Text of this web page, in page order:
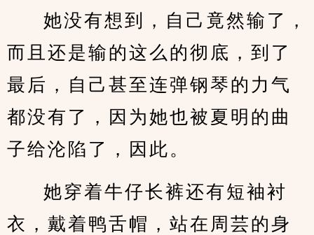
她没有想到，自己竟然输了，
而且还是输的这么的彻底，到了
最后，自己甚至连弹钢琴的力气
都没有了，因为她也被夏明的曲
子给沦陷了，因此。
她穿着牛仔长裤还有短袖衬
衣，戴着鸭舌帽，站在周芸的身